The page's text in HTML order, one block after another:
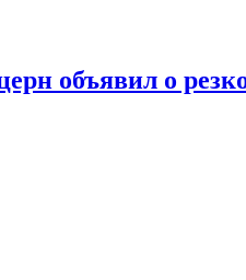
объявил о